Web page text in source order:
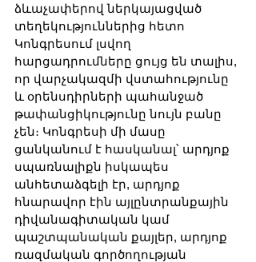
ձևաչափերով ներկայացված
տեղեկություններից հետո
Կոնգրեսում լսվող
հարցադրումները ցույց են տալիս,
որ վարչակազմի վստահությունը
և օրենսդիրների պահանջած
թափանցիկությունը նույն բանը
չեն։ Կոնգրեսի մի մասը
ցանկանում է հասկանալ՝ արդյոք
սպառնալիքն իսկապես
անհետաձգելի էր, արդյոք
հնարավոր էին այլընտրանքային
դիվանագիտական կամ
պաշտպանական քայլեր, արդյոք
ռազմական գործողության